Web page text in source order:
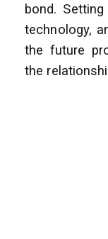
bond.
technology,
the future
the